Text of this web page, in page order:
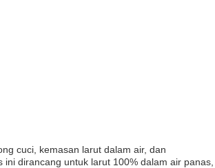
cuci, kemasan larut dalam air, dan
dirancang untuk larut 100% dalam air panas,